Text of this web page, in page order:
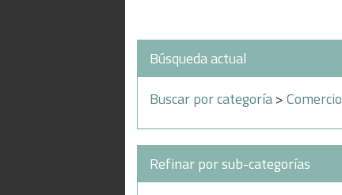
Búsqueda actual
Buscar por categoría>Comercio
Refinar por sub-categorías